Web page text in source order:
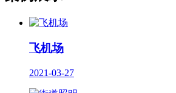
飞机场
2021-03-27